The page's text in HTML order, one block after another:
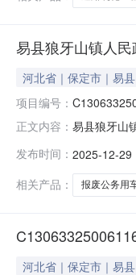
易县狼牙山镇人
河北省｜保定市｜易县
项目编号：
正文内容： 易县狼牙山
发布时间： 2025-12-29
相关产品：
报废公务用
河北省｜保定市｜易县